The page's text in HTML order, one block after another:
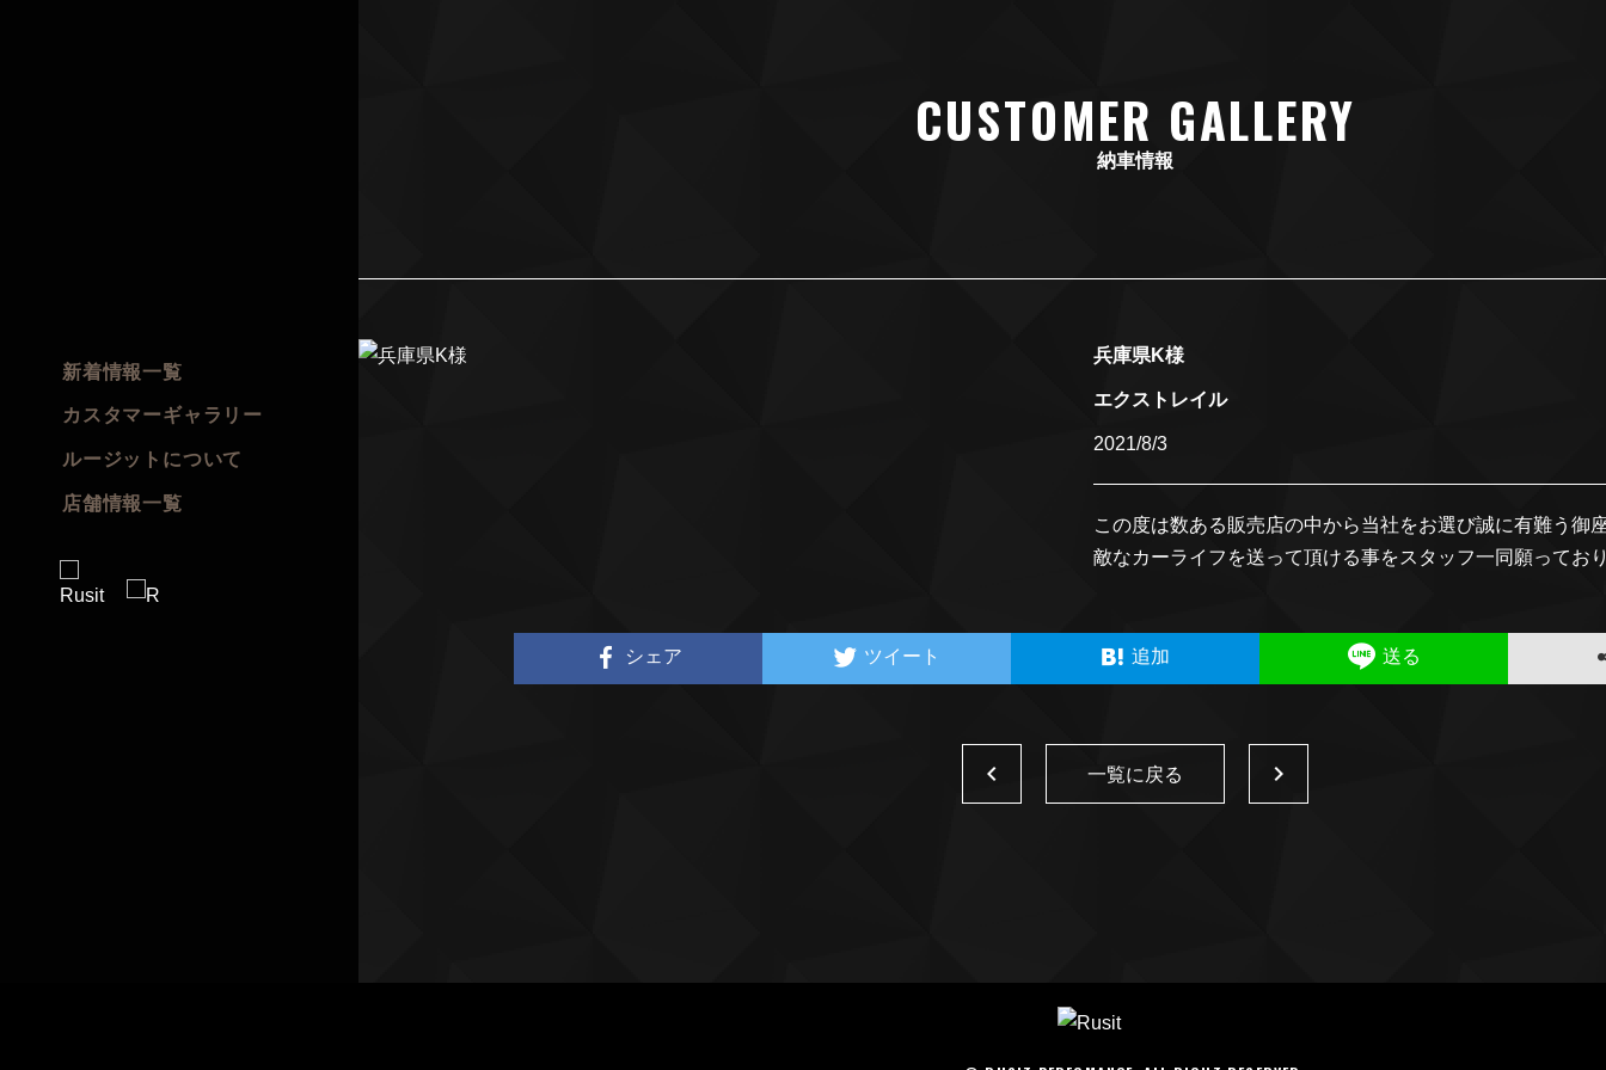
新着情報一覧
カスタマーギャラリー
ルージットについて
店舗情報一覧
CUSTOMER GALLERY
納車情報
兵庫県K様
エクストレイル
2021/8/3
この度は数ある販売店の中から当社をお選び誠に有難う御
敵なカーライフを送って頂ける事をスタッフ一同願ってお
シェア ツイート 追加 送る
一覧に戻る